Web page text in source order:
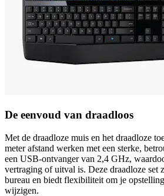
De eenvoud van draadloos
Met de draadloze muis en het draadloze
meter afstand werken met een sterke,
een USB-ontvanger van 2,4 GHz,
vertraging of uitval is. Deze draadloze set
bureau en biedt flexibiliteit om je
wijzigen.